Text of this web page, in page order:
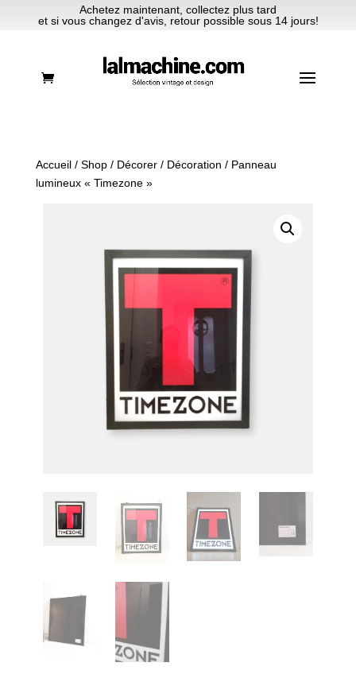
Achetez maintenant, collectez plus tard
et si vous changez d'avis, retour possible sous 14 jours!
Accueil/ Shop/ Décorer/ Décoration / Panneau
lumineux « Timezone »